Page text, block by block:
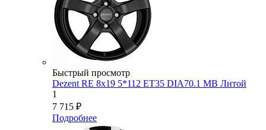
Быстрый просмотр
Dezent RE 8x19 5*112 ET35 DIA70.1 MB Литой
1
7 715 ₽
Подробнее